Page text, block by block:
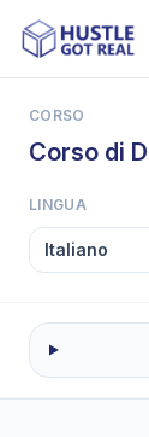
CORSO
Corso di
LINGUA